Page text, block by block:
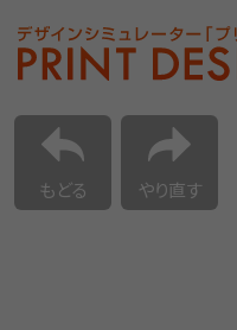
もどる やり直す